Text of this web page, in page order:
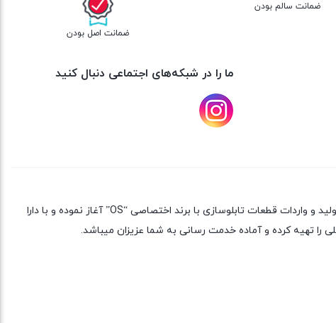
ضمانت سالم بودن
ضمانت اصل بودن
ما را در شبکه‌های اجتماعی دنبال کنید
شرکت بازرگانی ایده آل صنعت جهان گستر ایرانیان گلستان با شناسه اقتصادی 14011126560 و کد ثبت 14777 از سال 1392 فعالیت خود را در زمینه تولید و واردات قطعات تابلوسازی با برند اختصاصی “OS” آغاز نموده و با دارا
را تهیه کرده و آماده خدمت رسانی به شما عزیزان میباشد.